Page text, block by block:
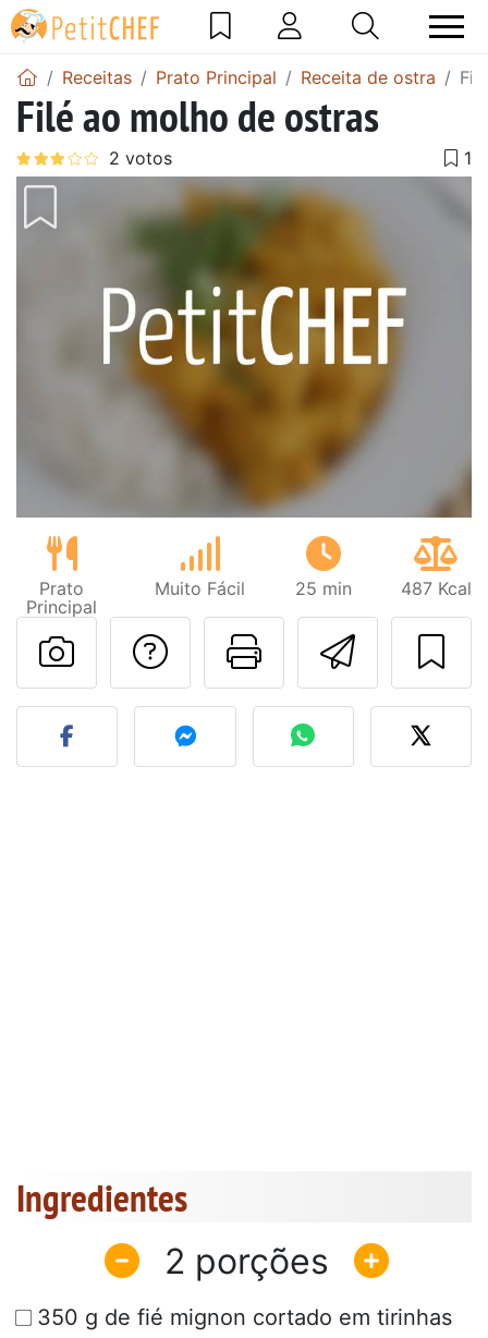
Receitas Prato Principal Receita de ostra
Filé ao molho de ostras
Prato
Principal
Muito Fácil 25 min 487 Kcal
Imprima
Falar com o autor
Fez esta receita?
Ingredientes
2
350 g de fié mignon cortado em tirinhas